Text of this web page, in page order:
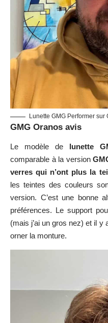
Lunette GMG Performer sur
GMG Oranos avis
Le modèle de lunette
comparable à la version
verres qui n’ont plus la
les teintes des couleurs
version. C’est une bonne
préférences. Le support
(mais j’ai un gros nez) et il y
orner la monture.